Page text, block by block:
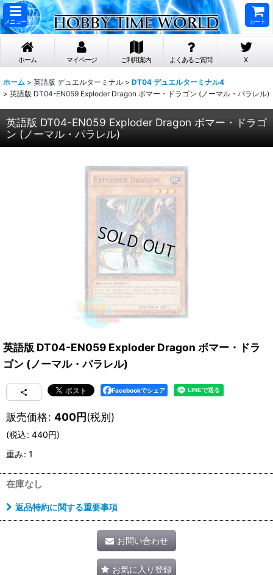
メニュー カート
ホーム マイページ ご利用案内 よくあるご質問 X
ホーム > 英語版 デュエルターミナル > DT04 デュエルターミナル4
> 英語版 DT04-EN059 Exploder Dragon ボマー・ドラゴン (ノーマル・パラレル)
英語版 DT04-EN059 Exploder Dragon ボマー・ドラゴ
ン (ノーマル・パラレル)
英語版 DT04-EN059 Exploder Dragon ボマー・ドラ
ゴン (ノーマル・パラレル)
Facebookでシェア
販売価格: 400円(税別)
(税込: 440円)
重み: 1
在庫なし
返品特約に関する重要事項
お問い合わせ
お気に入り登録